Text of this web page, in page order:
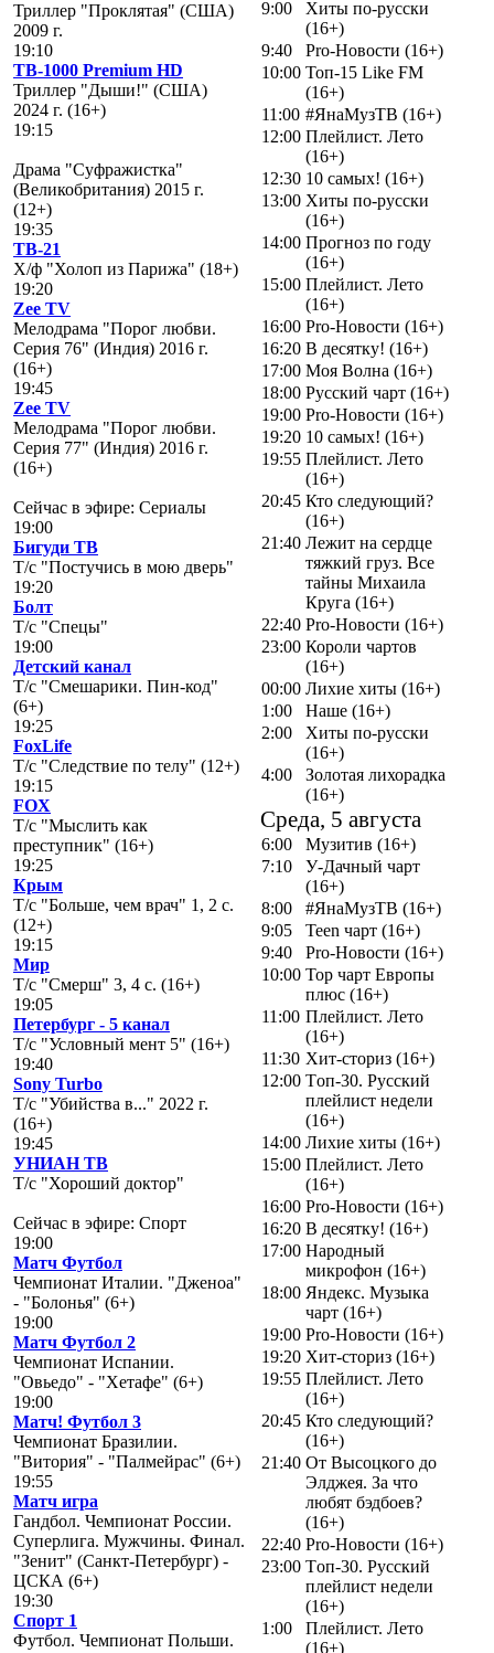
Триллер "Проклятая" (США)
2009 г.
19:10
ТВ-1000 Premium HD
Триллер "Дыши!" (США)
2024 г. (16+)
19:15
Драма "Суфражистка"
(Великобритания) 2015 г.
(12+)
19:35
ТВ-21
Х/ф "Холоп из Парижа" (18+)
19:20
Zee TV
Мелодрама "Порог любви.
Серия 76" (Индия) 2016 г.
(16+)
19:45
Zee TV
Мелодрама "Порог любви.
Серия 77" (Индия) 2016 г.
(16+)
Сейчас в эфире: Сериалы
19:00
Бигуди ТВ
Т/с "Постучись в мою дверь"
19:20
Болт
Т/с "Спецы"
19:00
Детский канал
Т/с "Смешарики. Пин-код"
(6+)
19:25
FoxLife
Т/с "Следствие по телу" (12+)
19:15
FOX
Т/с "Мыслить как
преступник" (16+)
19:25
Крым
Т/с "Больше, чем врач" 1, 2 с.
(12+)
19:15
Мир
Т/с "Смерш" 3, 4 с. (16+)
19:05
Петербург - 5 канал
Т/с "Условный мент 5" (16+)
19:40
Sony Turbo
Т/с "Убийства в..." 2022 г.
(16+)
19:45
УНИАН ТВ
Т/с "Хороший доктор"
Сейчас в эфире: Спорт
19:00
Матч Футбол
Чемпионат Италии. "Дженоа"
- "Болонья" (6+)
19:00
Матч Футбол 2
Чемпионат Испании.
"Овьедо" - "Хетафе" (6+)
19:00
Матч! Футбол 3
Чемпионат Бразилии.
"Витория" - "Палмейрас" (6+)
19:55
Матч игра
Гандбол. Чемпионат России.
Суперлига. Мужчины. Финал.
"Зенит" (Санкт-Петербург) -
ЦСКА (6+)
19:30
Спорт 1
Футбол. Чемпионат Польши.
9:00
Хиты по-русски
(16+)
9:40
Pro-Новости (16+)
10:00 Топ-15 Like FM
(16+)
11:00 #ЯнаМузТВ (16+)
12:00 Плейлист. Лето
(16+)
12:30 10 самых! (16+)
13:00 Хиты по-русски
(16+)
14:00 Прогноз по году
(16+)
15:00 Плейлист. Лето
(16+)
16:00 Pro-Новости (16+)
16:20 В десятку! (16+)
17:00 Моя Волна (16+)
18:00 Русский чарт (16+)
19:00 Pro-Новости (16+)
19:20 10 самых! (16+)
19:55 Плейлист. Лето
(16+)
20:45 Кто следующий?
(16+)
21:40 Лежит на сердце
тяжкий груз. Все
тайны Михаила
Круга (16+)
22:40 Pro-Новости (16+)
23:00 Короли чартов
(16+)
00:00 Лихие хиты (16+)
1:00
Наше (16+)
2:00
Хиты по-русски
(16+)
4:00
Золотая лихорадка
(16+)
Среда, 5 августа
6:00
Музитив (16+)
7:10
У-Дачный чарт
(16+)
8:00
#ЯнаМузТВ (16+)
9:05
Teen чарт (16+)
9:40
Pro-Новости (16+)
10:00 Top чарт Европы
плюс (16+)
11:00 Плейлист. Лето
(16+)
11:30 Хит-сториз (16+)
12:00 Tоп-30. Русский
плейлист недели
(16+)
14:00 Лихие хиты (16+)
15:00 Плейлист. Лето
(16+)
16:00 Pro-Новости (16+)
16:20 В десятку! (16+)
17:00 Народный
микрофон (16+)
18:00 Яндекс. Музыка
чарт (16+)
19:00 Pro-Новости (16+)
19:20 Хит-сториз (16+)
19:55 Плейлист. Лето
(16+)
20:45 Кто следующий?
(16+)
21:40 От Высоцкого до
Элджея. За что
любят бэдбоев?
(16+)
22:40 Pro-Новости (16+)
23:00 Tоп-30. Русский
плейлист недели
(16+)
1:00
Плейлист. Лето
(16+)